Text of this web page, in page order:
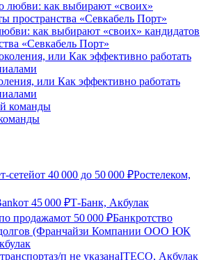
как выбирают «своих» кандидатов
«Севкабель Порт»
или Как эффективно работать
сетейот 40 000 до 50 000 ₽Ростелеком,
от 45 000 ₽Т-Банк, Акбулак
продажамот 50 000 ₽Банкротство
(Франчайзи Компании ООО ЮК
з/п не указанаITECO, Акбулак